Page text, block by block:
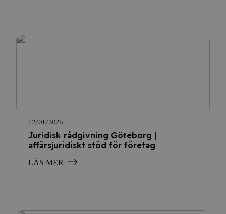
12/01/2026
Juridisk rådgivning Göteborg |
affärsjuridiskt stöd för företag
LÄS MER